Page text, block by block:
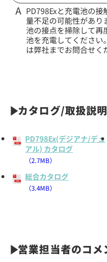
PD798Exと充電池の
量不足の可能性があり
池の接点を掃除して
池を充電してくださ
は弊社までお問合せく
カタログ/取扱説
PD798Ex(デジアナ/デュ
アル) カタログ
（2.7MB）
総合カタログ
（3.4MB）
営業担当者のコメ